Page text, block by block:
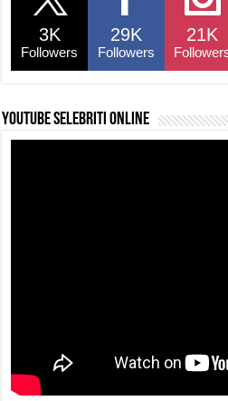
3K
Followers
29K
Followers
21K
YouTube selebriti online